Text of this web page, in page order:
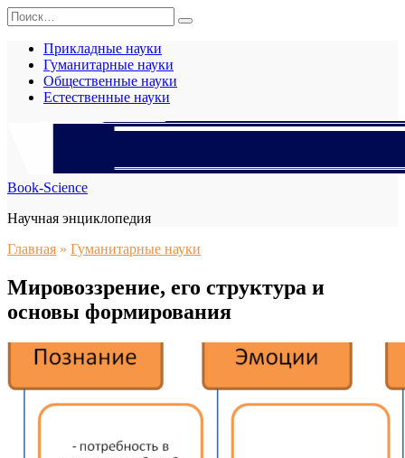
Перейти
к
содержанию
Search
for:
Прикладные науки
Гуманитарные науки
Общественные науки
Естественные науки
Book-Science
Научная энциклопедия
Главная » Гуманитарные науки
Мировоззрение, его структура и
основы формирования